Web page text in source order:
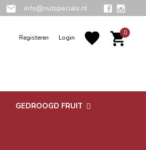
info@nutspecials.nl
0
Registeren Login
GEDROOGD FRUIT